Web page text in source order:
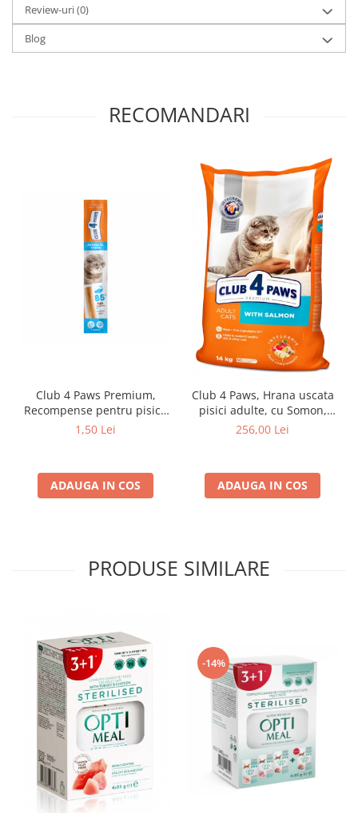
Review-uri(0)
Blog
RECOMANDARI
Club 4 Paws Premium,
Recompense pentru pisici,
stick cu somon si cod, 5g
1,50 Lei
ADAUGA IN COS
Club 4 Paws, Hrana uscata
pisici adulte, cu Somon,
14kg
256,00 Lei
ADAUGA IN COS
PRODUSE SIMILARE
-14%